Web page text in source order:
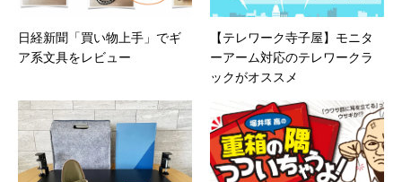
日経新聞「買い物上手」でギ
ア系文具をレビュー
【テレワーク寺子屋】モニタ
ーアーム対応のテレワークラ
ックがオススメ